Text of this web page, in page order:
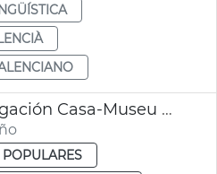
Premio de Investigación Casa-Museu Blasco Ibáñez. València
POPULARES